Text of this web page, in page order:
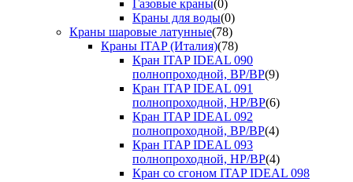
Газовые краны(0)
Краны для воды(0)
Краны шаровые латунные(78)
Краны ITAP (Италия)(78)
Кран ITAP IDEAL 090
полнопроходной, ВР/ВР(9)
Кран ITAP IDEAL 091
полнопроходной, НР/ВР(6)
Кран ITAP IDEAL 092
полнопроходной, ВР/ВР(4)
Кран ITAP IDEAL 093
полнопроходной, НР/ВР(4)
Кран со сгоном ITAP IDEAL 098